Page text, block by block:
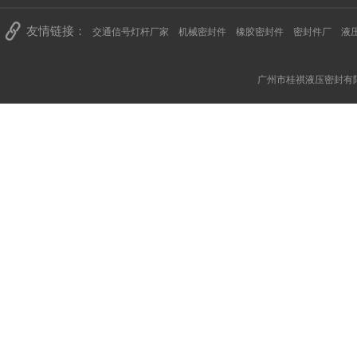
友情链接： 交通信号灯杆厂家 机械密封件 橡胶密封件 密封件厂 液
广州市桂祺液压密封有